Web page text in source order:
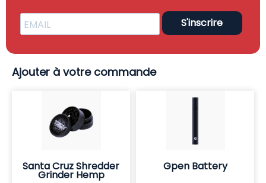
S'inscrire
Ajouter à votre commande
Santa Cruz Shredder
Grinder Hemp
Gpen Battery